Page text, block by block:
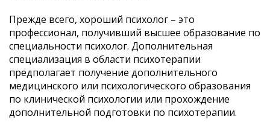
Прежде всего, хороший психолог – это
профессионал, получивший высшее образование по
специальности психолог. Дополнительная
специализация в области психотерапии
предполагает получение дополнительного
медицинского или психологического образования
по клинической психологии или прохождение
дополнительной подготовки по психотерапии.